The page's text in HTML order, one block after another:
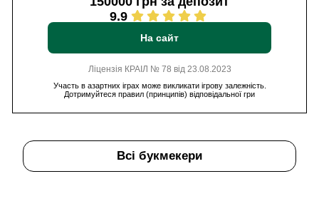
9.9
На сайт
Ліцензія КРАІЛ № 78 від 23.08.2023
Участь в азартних іграх може викликати ігрову залежність.
Дотримуйтеся правил (принципів) відповідальної гри
Всі букмекери